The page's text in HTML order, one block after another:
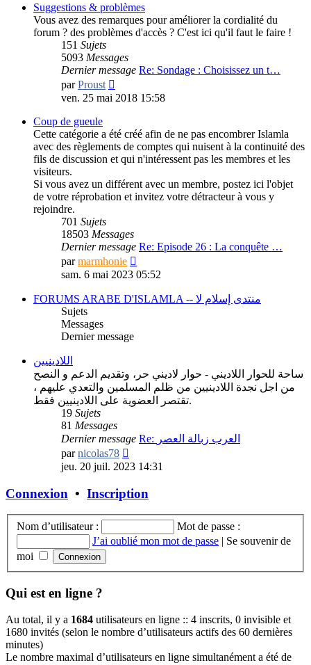
Suggestions & problèmes
Vous avez des remarques pour améliorer la cordialité du
forum ? des problèmes d'accès ? C'est ici qu'il faut le faire !
151 Sujets
5093 Messages
Dernier message Re: Sondage : Choisissez un t…
parProust
le
ven. 25 mai 2018 15:58
Coup de gueule
Cette catégorie a été créé afin de ne pas encombrer Islamla
avec des règlements de comptes qui nuisent à la continuité des
fils de discussion et qui n'intéressent pas les membres et les
visiteurs.
Si vous avez un différent avec un membre, postez ici l'objet
de votre réprobation et invitez votre détracteur à vous y
rejoindre.
701 Sujets
18503 Messages
Dernier message Re: Episode 26 : La conquête …
parmarmhonie
le
message
sam. 6 mai 2023 05:52
FORUMS ARABE D'ISLAMLA -- منتدى إسلام لا
Sujets
Messages
Dernier message
اللادينيين
ساحة للحوار اللاديني - حوار لاديني حر، وتقديم الدعم و النصح
من اجل نجدة اللادينيين من ظلم المسلمين والتعدي عليهم ،
تقتصر العضوية على اللادينيين فقط.
19 Sujets
81 Messages
Dernier message
Re: العرب زبالة العصر
parnicolas78
le
message
jeu. 20 juil. 2023 14:31
Connexion • Inscription
Nom d’utilisateur :
Mot de passe :
J’ai oublié mon mot de passe | Se souvenir de
moi
Qui est en ligne ?
Au total, il y a 1684 utilisateurs en ligne :: 4 inscrits, 0 invisible et
1680 invités (selon le nombre d’utilisateurs actifs des 60 dernières
minutes)
Le nombre maximal d’utilisateurs en ligne simultanément a été de